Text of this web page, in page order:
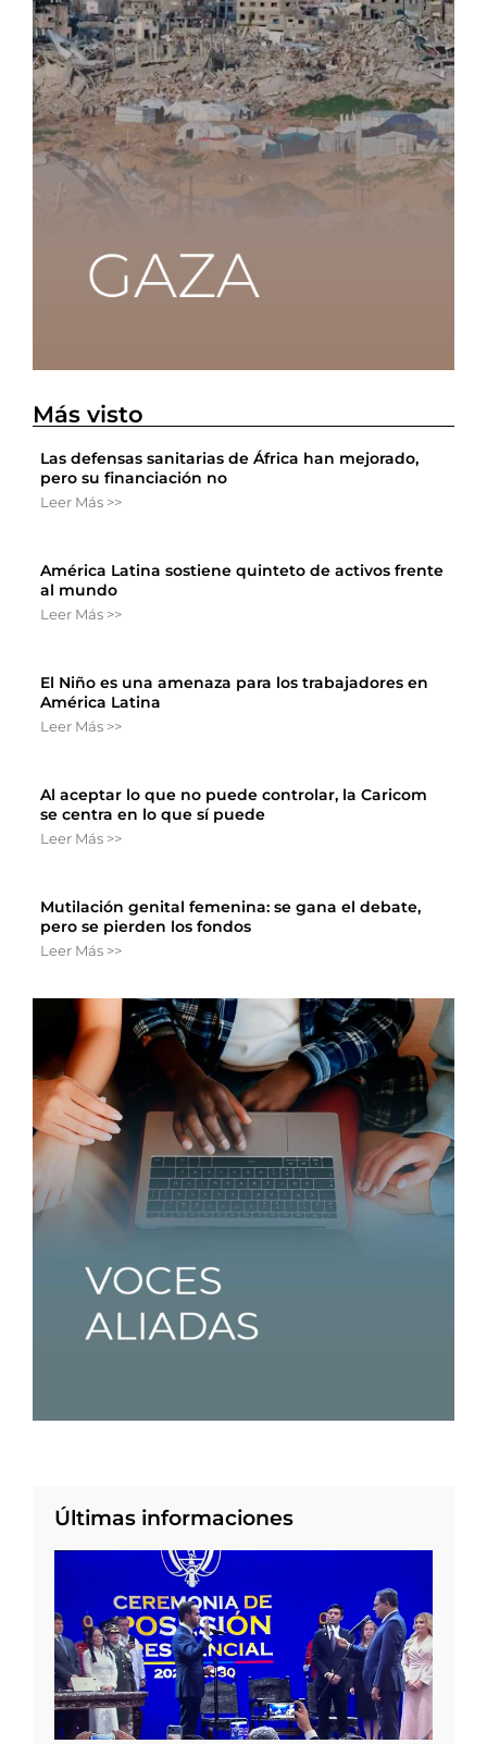
Más visto
Las defensas sanitarias de África han mejorado,
pero su financiación no
Leer Más >>
América Latina sostiene quinteto de activos frente
al mundo
Leer Más >>
El Niño es una amenaza para los trabajadores en
América Latina
Leer Más >>
Al aceptar lo que no puede controlar, la Caricom
se centra en lo que sí puede
Leer Más >>
Mutilación genital femenina: se gana el debate,
pero se pierden los fondos
Leer Más >>
Últimas informaciones